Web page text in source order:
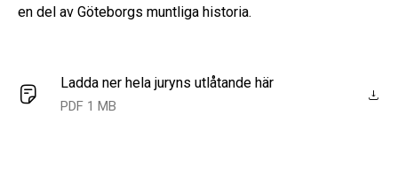
en del av Göteborgs muntliga historia.
Ladda ner hela juryns utlåtande här
PDF 1 MB